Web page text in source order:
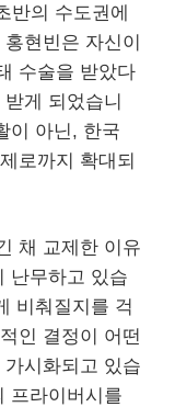
반의 수도권에
현빈은 자신이
수술을 받았다
게 되었습니
이 아닌, 한국
로까지 확대되
채 교제한 이유
난무하고 있습
비춰질지를 걱
인 결정이 어떤
시화되고 있습
프라이버시를